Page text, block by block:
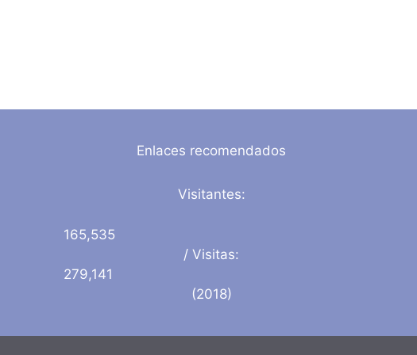
Enlaces recomendados
Visitantes:
165,535
/ Visitas:
279,141
(2018)